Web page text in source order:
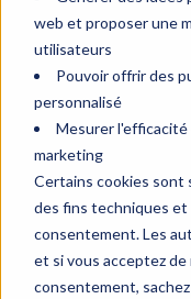
web et proposer une
utilisateurs
Pouvoir offrir des
personnalisé
Mesurer l'efficacité
marketing
Certains cookies sont
des fins techniques
consentement. Les
et si vous acceptez
consentement,